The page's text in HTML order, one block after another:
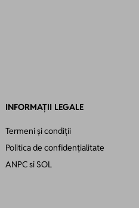
INFORMAȚII LEGALE
Termeni și condiții
Politica de confidențialitate
ANPCsi SOL